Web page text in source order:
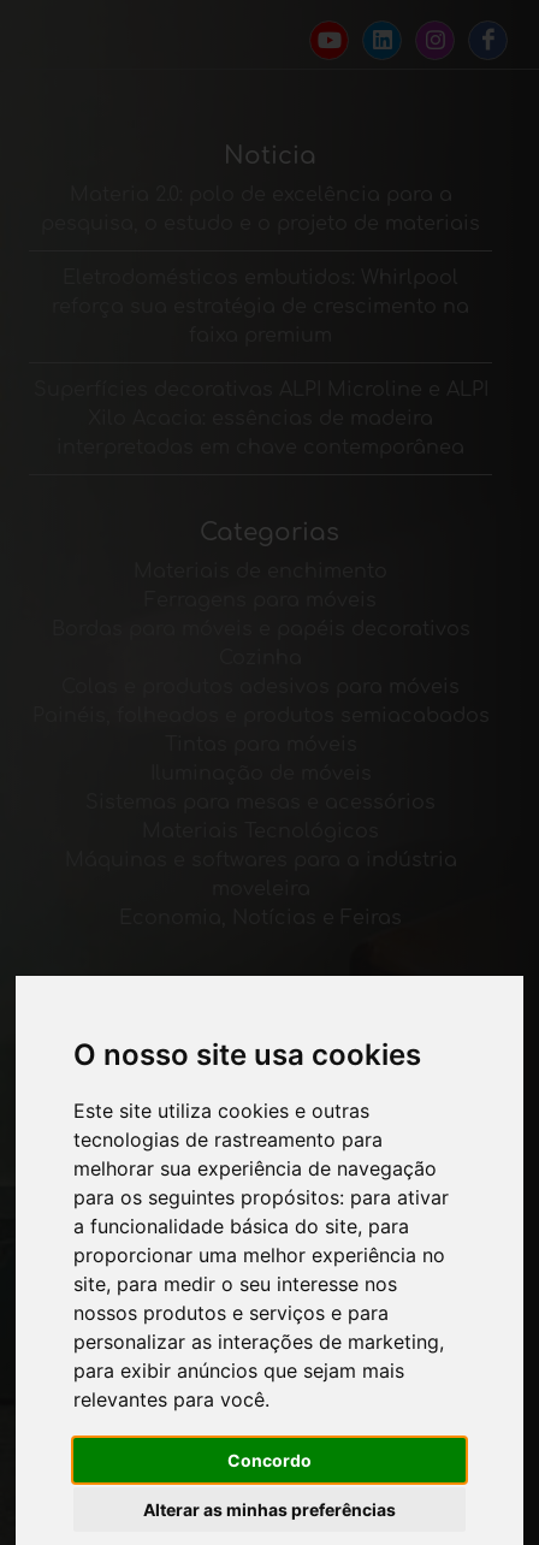
O nosso site usa cookies
Este site utiliza cookies e outras
tecnologias de rastreamento para
melhorar sua experiência de navegação
para os seguintes propósitos: para ativar
a funcionalidade básica do site, para
proporcionar uma melhor experiência no
site, para medir o seu interesse nos
nossos produtos e serviços e para
personalizar as interações de marketing,
para exibir anúncios que sejam mais
relevantes para você.
Concordo
Alterar as minhas preferências
Noticia
Categorias
Intervalo-comercial
Exposicoes
Journal
Apresente-se
Privacidade
Mapa do site
Mantenha-se atualizado
Não perca as últimas notícias do setor,
notícias sobre empresas, produtos,
negócios. Assine a newsletter!